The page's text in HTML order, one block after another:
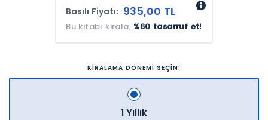
Basılı Fiyatı: 935,00 TL
Bu kitabı kirala, %60 tasarruf et!
KİRALAMA DÖNEMİ SEÇİN:
1 Yıllık